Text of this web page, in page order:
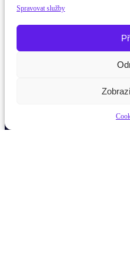
Spravovat služby